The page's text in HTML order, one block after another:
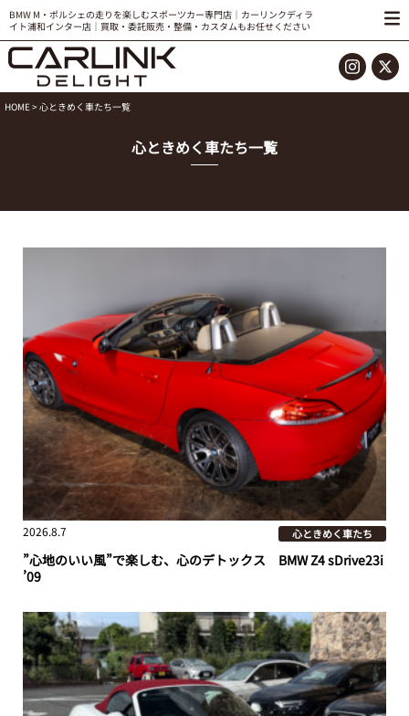
BMW M・ポルシェの走りを楽しむスポーツカー専門店｜カーリンクディラ
イト浦和インター店｜買取・委託販売・整備・カスタムもお任せください
HOME> 心ときめく車たち一覧
心ときめく車たち一覧
2026.8.7 心ときめく車たち
”心地のいい風”で楽しむ、心のデトックス BMW Z4 sDrive23i
’09